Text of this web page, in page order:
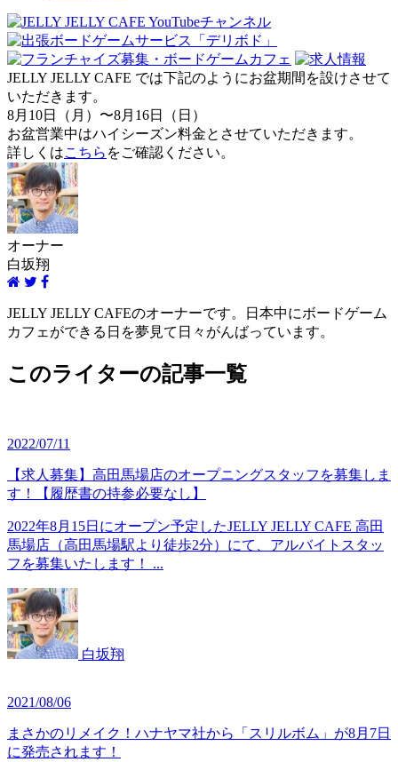
JELLY JELLY CAFE では下記のようにお盆期間を設けさせて
いただきます。
8月10日（月）〜8月16日（日）
お盆営業中はハイシーズン料金とさせていただきます。
詳しくはこちら をご確認ください。
オーナー
白坂翔
JELLY JELLY CAFEのオーナーです。日本中にボードゲーム
カフェができる日を夢見て日々がんばっています。
このライターの記事一覧
2022/07/11
【求人募集】高田馬場店のオープニングスタッフを募集しま
す！【履歴書の持参必要なし】
2022年8月15日にオープン予定したJELLY JELLY CAFE 高田
馬場店（高田馬場駅より徒歩2分）にて、アルバイトスタッ
フを募集いたします！ ...
白坂翔
2021/08/06
まさかのリメイク！ハナヤマ社から「スリルボム」が8月7日
に発売されます！